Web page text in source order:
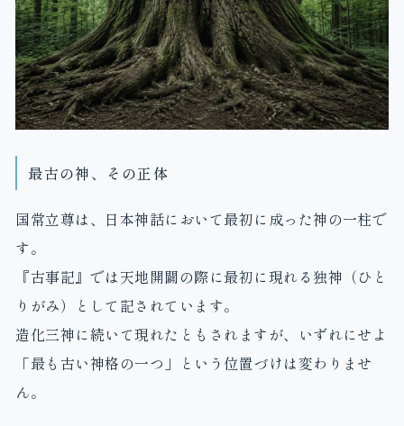
最古の神、その正体
国常立尊は、日本神話において最初に成った神の一柱で
す。
『古事記』では天地開闢の際に最初に現れる独神（ひと
りがみ）として記されています。
造化三神に続いて現れたともされますが、いずれにせよ
「最も古い神格の一つ」という位置づけは変わりませ
ん。